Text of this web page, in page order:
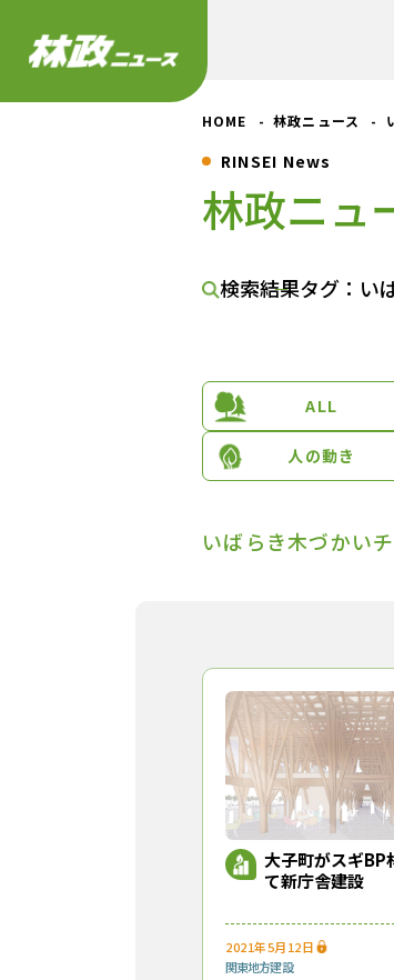
HOME 林政ニュース
RINSEI News
林政ニュ
検索結果タグ：い
ALL
人の動き
いばらき木づかい
大子町がスギBP
て新庁舎建設
2021年5月12日
関東地方建設